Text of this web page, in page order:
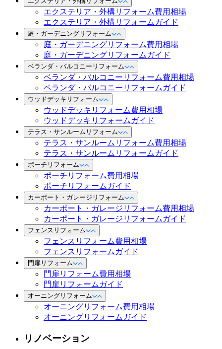
エクステリア・外構リフォーム費用相場
エクステリア・外構リフォームガイド
庭・ガーデニングリフォーム
庭・ガーデニングリフォーム費用相場
庭・ガーデニングリフォームガイド
ベランダ・バルコニーリフォーム
ベランダ・バルコニーリフォーム費用相場
ベランダ・バルコニーリフォームガイド
ウッドデッキリフォーム
ウッドデッキリフォーム費用相場
ウッドデッキリフォームガイド
テラス・サンルームリフォーム
テラス・サンルームリフォーム費用相場
テラス・サンルームリフォームガイド
ポーチリフォーム
ポーチリフォーム費用相場
ポーチリフォームガイド
カーポート・ガレージリフォーム
カーポート・ガレージリフォーム費用相場
カーポート・ガレージリフォームガイド
フェンスリフォーム
フェンスリフォーム費用相場
フェンスリフォームガイド
門扉リフォーム
門扉リフォーム費用相場
門扉リフォームガイド
オーニングリフォーム
オーニングリフォーム費用相場
オーニングリフォームガイド
リノベーション